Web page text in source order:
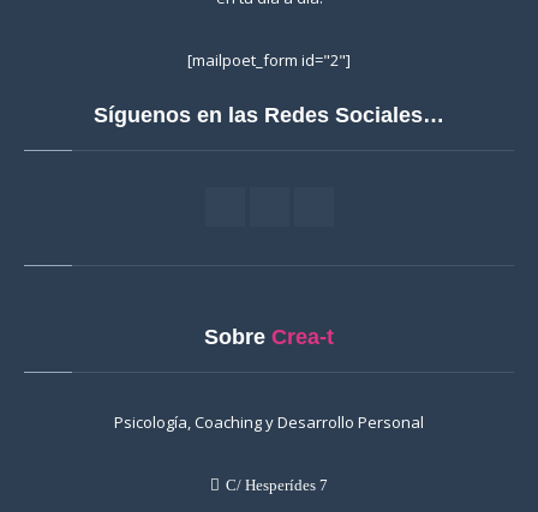
[mailpoet_form id="2"]
Síguenos en las Redes Sociales…
Sobre Crea-t
Psicología, Coaching y Desarrollo Personal
C/ Hesperídes 7